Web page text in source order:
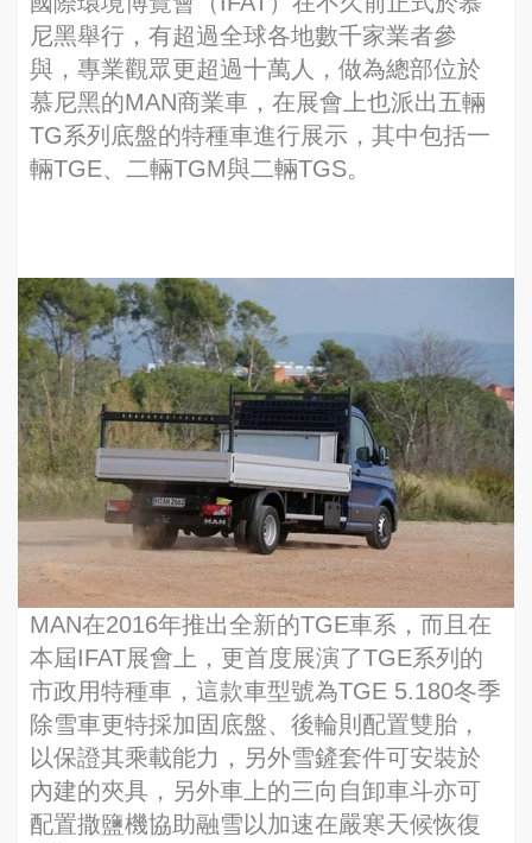
尼黑舉行，有超過全球各地數千家業者參
與，專業觀眾更超過十萬人，做為總部位於
慕尼黑的MAN商業車，在展會上也派出五輛
TG系列底盤的特種車進行展示，其中包括一
輛TGE、二輛TGM與二輛TGS。
MAN在2016年推出全新的TGE車系，而且在
本屆IFAT展會上，更首度展演了TGE系列的
市政用特種車，這款車型號為TGE 5.180冬季
除雪車更特採加固底盤、後輪則配置雙胎，
以保證其乘載能力，另外雪鏟套件可安裝於
內建的夾具，另外車上的三向自卸車斗亦可
配置撒鹽機協助融雪以加速在嚴寒天候恢復